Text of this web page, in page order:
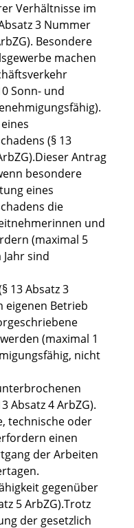
Verhältnisse im
3 Nummer
. Besondere
machen
Sonn- und
(§ 13
Antrag
besondere
eines
die
und
(maximal 5
sind
13 Absatz 3
eigenen Betrieb
(maximal 1
nicht
Absatz 4 ArbZG).
technische oder
einen
der Arbeiten
gegenüber
5 ArbZG).Trotz
der gesetzlich